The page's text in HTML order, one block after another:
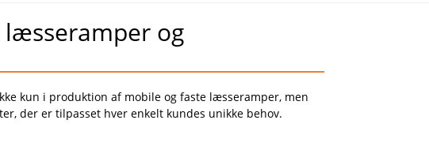
læsseramper og
kun i produktion af mobile og faste læsseramper, men
der er tilpasset hver enkelt kundes unikke behov.